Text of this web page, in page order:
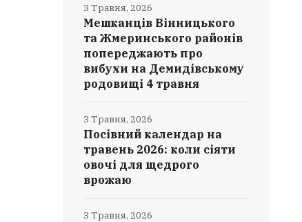
Мешканців Вінницького
та Жмеринського районів
попереджають про
вибухи на Демидівському
родовищі 4 травня
3 Травня, 2026
Посівний календар на
травень 2026: коли сіяти
овочі для щедрого
врожаю
3 Травня, 2026
3 Травня, 2026